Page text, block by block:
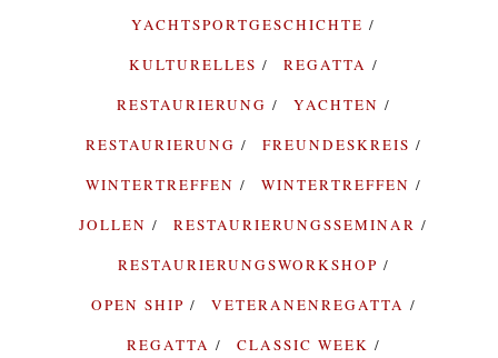
YACHTSPORTGESCHICHTE
KULTURELLES
REGATTA
RESTAURIERUNG
YACHTEN
RESTAURIERUNG
FREUNDESKREIS
WINTERTREFFEN
WINTERTREFFEN
JOLLEN
RESTAURIERUNGSSEMINAR
RESTAURIERUNGSWORKSHOP
OPEN SHIP
VETERANENREGATTA
REGATTA
CLASSIC WEEK